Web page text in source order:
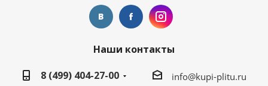
Наши контакты
8 (499) 404-27-00
info@kupi-plitu.ru